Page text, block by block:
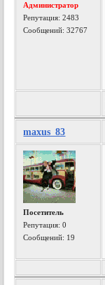
Администратор
Репутация:2483
Сообщений: 32767
maxus_83
Посетитель
Репутация:0
Сообщений: 19